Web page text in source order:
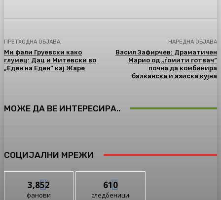
ПРЕТХОДНА ОБЈАВА,
Ми фали Груевски како
глумец: Дац и Митевски во
„Еден на Еден“ кај Жаре
НАРЕДНА ОБЈАВА
Васил Зафирчев: Драматичен
Марио од „ѓомити готвач“
почна да комбинира
балканска и азиска кујна
МОЖЕ ДА ВЕ ИНТЕРЕСИРА..
СОЦИЈАЛНИ МРЕЖИ
3,852
фанови
610
следбеници